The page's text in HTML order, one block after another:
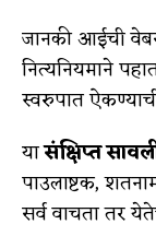
जानकी आईची
नित्यनियमाने
स्वरुपात
यासंक्षिप्त
पाउलाष्टक,
सर्व वाचता तर